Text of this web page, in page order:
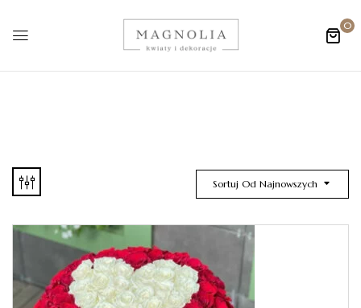
0
Sortuj Od Najnowszych